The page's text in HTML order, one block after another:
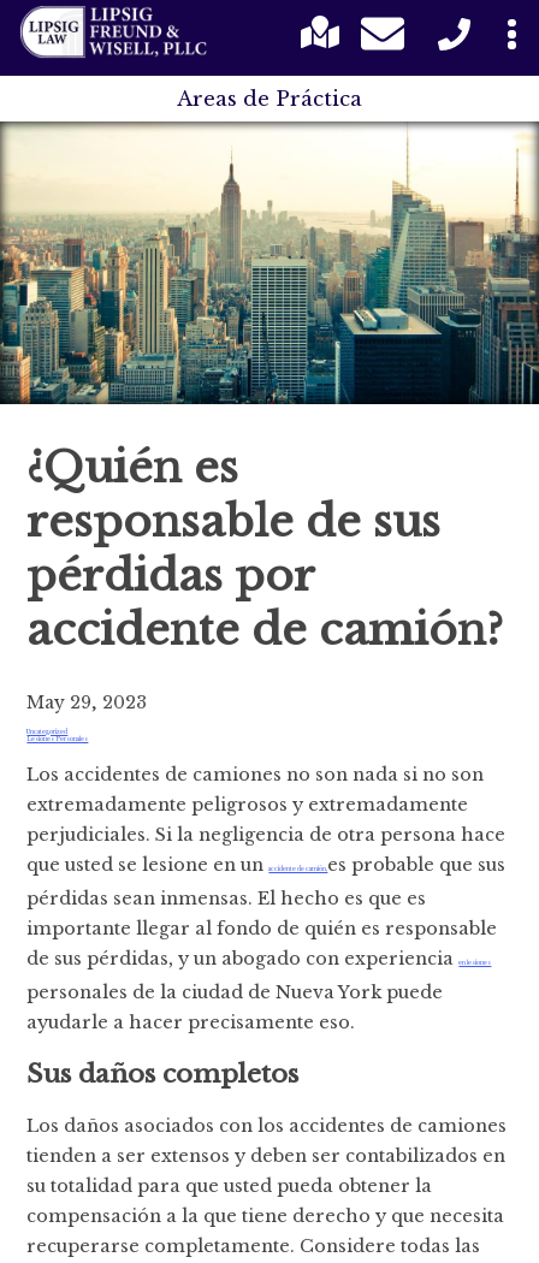
Areas de Práctica
¿Quién es
responsable de sus
pérdidas por
accidente de camión?
May 29, 2023
Uncategorized
Lesiones Personales
Los accidentes de camiones no son nada si no son
extremadamente peligrosos y extremadamente
perjudiciales. Si la negligencia de otra persona hace
que usted se lesione en unaccidente de camión, es probable que sus
pérdidas sean inmensas. El hecho es que es
importante llegar al fondo de quién es responsable
de sus pérdidas, y un abogado con experienciaen lesiones
personales de la ciudad de Nueva York puede
ayudarle a hacer precisamente eso.
Sus daños completos
Los daños asociados con los accidentes de camiones
tienden a ser extensos y deben ser contabilizados en
su totalidad para que usted pueda obtener la
compensación a la que tiene derecho y que necesita
recuperarse completamente. Considere todas las